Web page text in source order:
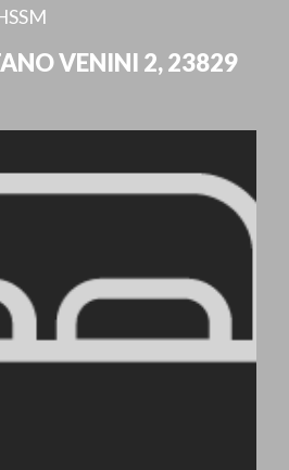
VENINI 2,23829